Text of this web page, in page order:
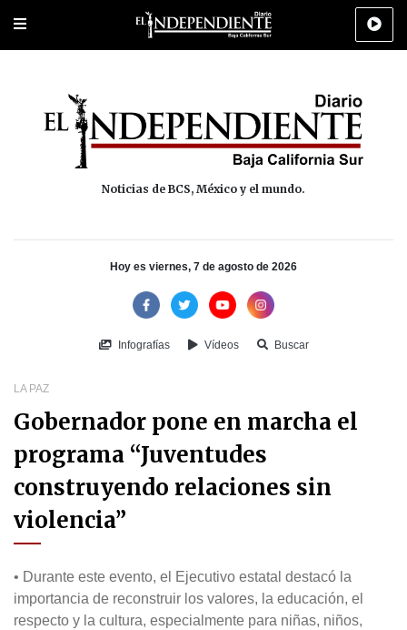
Portada Los Cabos Policiaca Deportes Cultura
Noticias de BCS, México y el mundo.
Hoy es viernes, 7 de agosto de 2026
Infografías Vídeos Buscar
LA PAZ
Gobernador pone en marcha el
programa “Juventudes
construyendo relaciones sin
violencia”
• Durante este evento, el Ejecutivo estatal destacó la
importancia de reconstruir los valores, la educación, el
respecto y la cultura, especialmente para niñas, niños,